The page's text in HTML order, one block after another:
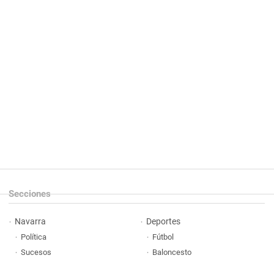
Secciones
Navarra
Política
Sucesos
Deportes
Fútbol
Baloncesto